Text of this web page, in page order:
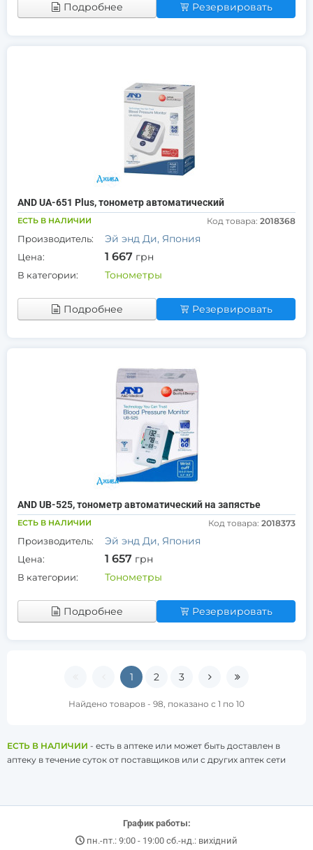
Подробнее Резервировать
AND UA-651 Plus, тонометр автоматический
ЕСТЬ В НАЛИЧИИ Код товара: 2018368
Производитель: Эй энд Ди, Япония
Цена: 1 667 грн
В категории: Тонометры
Подробнее Резервировать
AND UB-525, тонометр автоматический на запястье
ЕСТЬ В НАЛИЧИИ Код товара: 2018373
Производитель: Эй энд Ди, Япония
Цена: 1 657 грн
В категории: Тонометры
Подробнее Резервировать
1 2 3
Найдено товаров - 98, показано с 1 по 10
ЕСТЬ В НАЛИЧИИ - есть в аптеке или может быть доставлен в
аптеку в течение суток от поставщиков или с других аптек сети
График работы:
пн.-пт.: 9:00 - 19:00 сб.-нд.: вихідний